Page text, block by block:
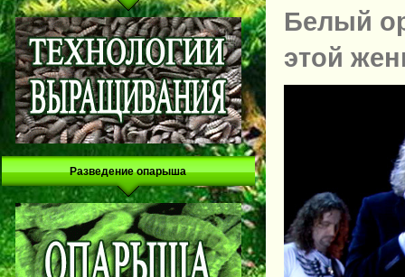
Разведение опарыша
Белый
этой